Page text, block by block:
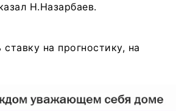
Н.Назарбаев.
на прогностику, на